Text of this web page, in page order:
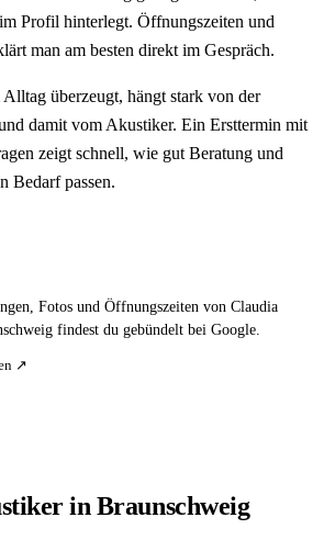
Profil hinterlegt. Öffnungszeiten und
man am besten direkt im Gespräch.
überzeugt, hängt stark von der
damit vom Akustiker. Ein Ersttermin mit
zeigt schnell, wie gut Beratung und
Bedarf passen.
Fotos und Öffnungszeiten von Claudia
findest du gebündelt bei Google.
↗
in Braunschweig